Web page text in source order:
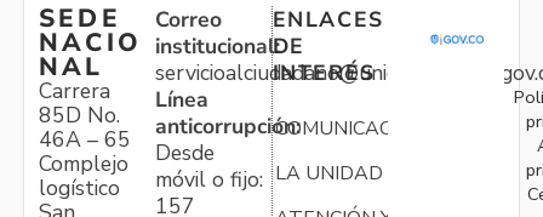
SEDE
NACIO
NAL
Carrera
85D No.
46A – 65
Complejo
logístico
Correo
institucional:
Línea
anticorrupción:
Desde
móvil o fijo:
157
ENLACES
DE
INTERÉS
COMUNICACIONES
LA UNIDAD